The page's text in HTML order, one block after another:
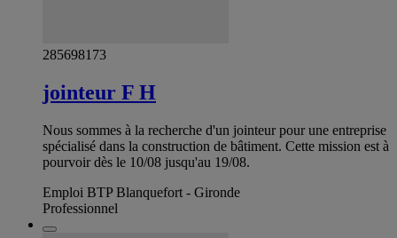
285698173
jointeur F H
Nous sommes à la recherche d'un jointeur pour une entreprise
spécialisé dans la construction de bâtiment. Cette mission est à
pourvoir dès le 10/08 jusqu'au 19/08.
Emploi BTP Blanquefort - Gironde
Professionnel